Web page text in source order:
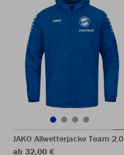
JAKO Allwetterjacke Team 2.0
ab 32,00 €